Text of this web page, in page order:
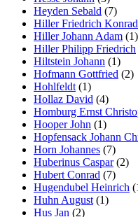
Heyden Sebald (7)
Hiller Friedrich Konrad
Hiller Johann Adam (1)
Hiller Philipp Friedrich
Hiltstein Johann (1)
Hofmann Gottfried (2)
Hohlfeldt (1)
Hollaz David (4)
Homburg Ernst
Hooper John (1)
Hopfensack Johann
Horn Johannes (7)
Huberinus Caspar(2)
Hubert Conrad (7)
Hugendubel Heinrich
Huhn August (1)
Hus Jan (2)